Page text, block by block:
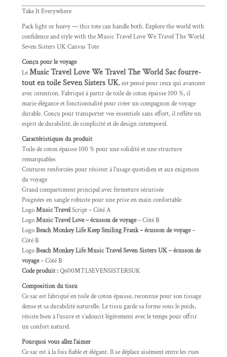
Take It Everywhere
Pack light or heavy — this tote can handle both. Explore the world with
confidence and style with the Music Travel Love We Travel The World
Seven Sisters UK Canvas Tote
Conçu pour le voyage
LeMusic Travel Love We Travel The World Sac fourre-
tout en toile Seven Sisters UK.est pensé pour ceux qui avancent
avec intention. Fabriqué à partir de toile de coton épaisse 100 %, il
marie élégance et fonctionnalité pour créer un compagnon de voyage
durable. Conçu pour transporter vos essentiels sans effort, il reflète un
esprit de durabilité, de simplicité et de design intemporel.
Caractéristiques du produit
Toile de coton épaisse 100 % pour une solidité et une structure
remarquables
Coutures renforcées pour résister à l’usage quotidien et aux exigences
du voyage
Grand compartiment principal avec fermeture sécurisée
Poignées en sangle robuste pour une prise en main confortable
LogoMusic TravelScript – Côté A
LogoMusic Travel Love – écusson de voyage– Côté B
LogoBeach Monkey Life Keep Smiling Frank – écusson de voyage–
Côté B
LogoBeach Monkey Life Music Travel Seven Sisters UK – écusson de
voyage– Côté B
Code produit :Q600MTLSEVENSISTERSUK
Composition du tissu
Ce sac est fabriqué en toile de coton épaisse, reconnue pour son tissage
dense et sa durabilité naturelle. Le tissu garde sa forme sous le poids,
résiste bien à l’usure et s’adoucit légèrement avec le temps pour offrir
un confort naturel.
Pourquoi vous allez l’aimer
Ce sac est à la fois fiable et élégant. Il se déplace aisément entre les rues